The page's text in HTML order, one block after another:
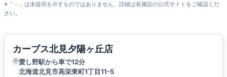
※「－」は未提供を示すものではありません。詳細は各施設の公式サイトをご確認くだ
さい。
カーブス北見夕陽ヶ丘店
愛し野駅から車で12分
北海道北見市高栄東町1丁目11-5